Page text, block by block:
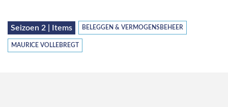
Seizoen 2 | Items BELEGGEN & VERMOGENSBEHEER
MAURICE VOLLEBREGT